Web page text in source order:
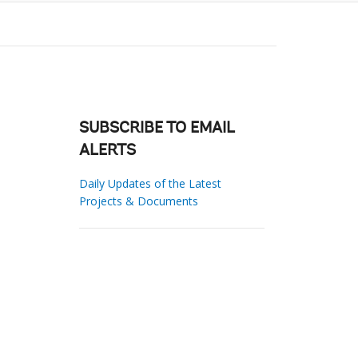
SUBSCRIBE TO EMAIL
ALERTS
Daily Updates of the Latest
Projects & Documents